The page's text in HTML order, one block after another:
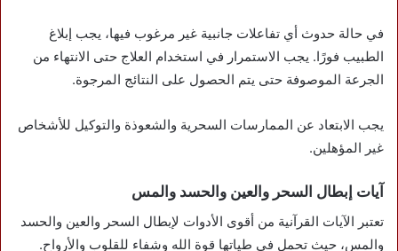
في حالة حدوث أي تفاعلات جانبية غير مرغوب فيها، يجب إبلاغ
الطبيب فورًا. يجب الاستمرار في استخدام العلاج حتى الانتهاء من
الجرعة الموصوفة حتى يتم الحصول على النتائج المرجوة.
يجب الابتعاد عن الممارسات السحرية والشعوذة والتوكيل للأشخاص
غير المؤهلين.
آيات إبطال السحر والعين والحسد والمس
تعتبر الآيات القرآنية من أقوى الأدوات لإبطال السحر والعين والحسد
والمس، حيث تحمل في طياتها قوة الله وشفاء للقلوب والأرواح.